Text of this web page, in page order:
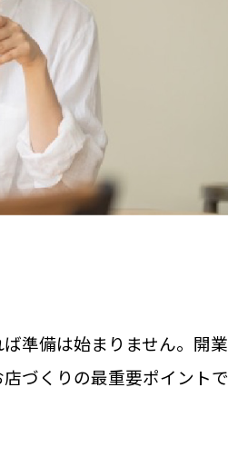
準備は始まりません。開業
づくりの最重要ポイントで